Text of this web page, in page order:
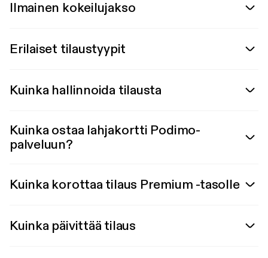
Ilmainen kokeilujakso
Erilaiset tilaustyypit
Kuinka hallinnoida tilausta
Kuinka ostaa lahjakortti Podimo-
palveluun?
Kuinka korottaa tilaus Premium -tasolle
Kuinka päivittää tilaus